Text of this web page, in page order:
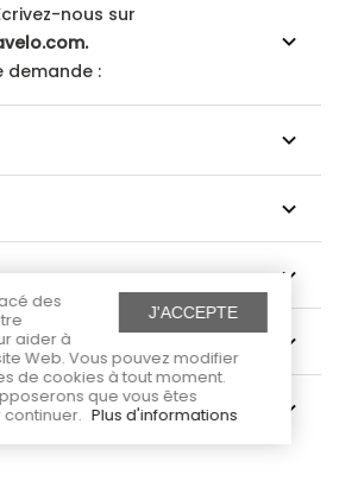
J'ACCEPTE
des
aider à
Web. Vous pouvez modifier
de cookies à tout moment.
que vous êtes
Plus d'informations
nous sur
demande :